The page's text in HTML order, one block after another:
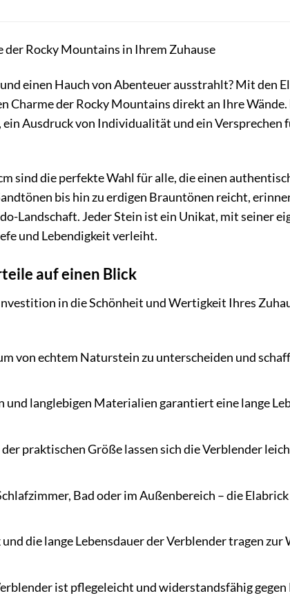
der Rocky Mountains in Ihrem Zuhause
einen Hauch von Abenteuer ausstrahlt? Mit den
Charme der Rocky Mountains direkt an Ihre
Ausdruck von Individualität und ein Versprechen
sind die perfekte Wahl für alle, die einen
bis hin zu erdigen Brauntönen reicht,
Landschaft. Jeder Stein ist ein Unikat, mit seiner
und Lebendigkeit verleiht.
auf einen Blick
in die Schönheit und Wertigkeit Ihres
von echtem Naturstein zu unterscheiden und
langlebigen Materialien garantiert eine lange
praktischen Größe lassen sich die Verblender
Bad oder im Außenbereich – die
die lange Lebensdauer der Verblender tragen
ist pflegeleicht und widerstandsfähig gegen